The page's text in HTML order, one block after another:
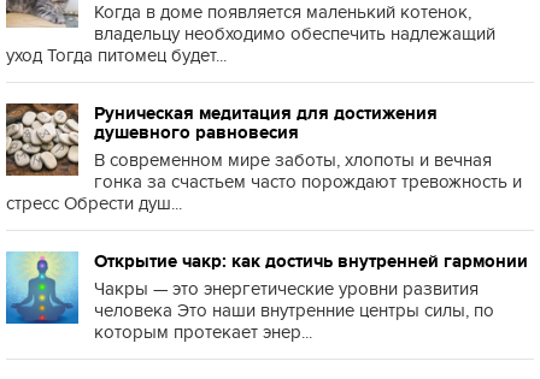
Когда в доме появляется маленький котенок,
владельцу необходимо обеспечить надлежащий
уход Тогда питомец будет...
Руническая медитация для достижения
душевного равновесия
В современном мире заботы, хлопоты и вечная
гонка за счастьем часто порождают тревожность и
стресс Обрести душ...
Открытие чакр: как достичь внутренней гармонии
Чакры — это энергетические уровни развития
человека Это наши внутренние центры силы, по
которым протекает энер...